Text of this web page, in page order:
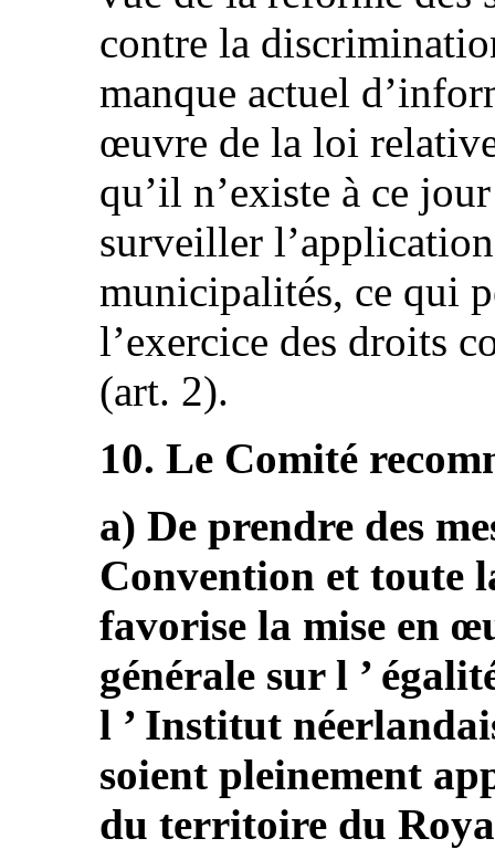
contre la
manque actuel
œuvre de la loi
qu’il n’existe à ce
surveiller
municipalités, ce qui
l’exercice des droits
(art. 2).
10. Le Comité
a) De prendre des
Convention et toute
favorise la mise en
générale sur l ’
l ’ Institut
soient pleinement
du territoire du